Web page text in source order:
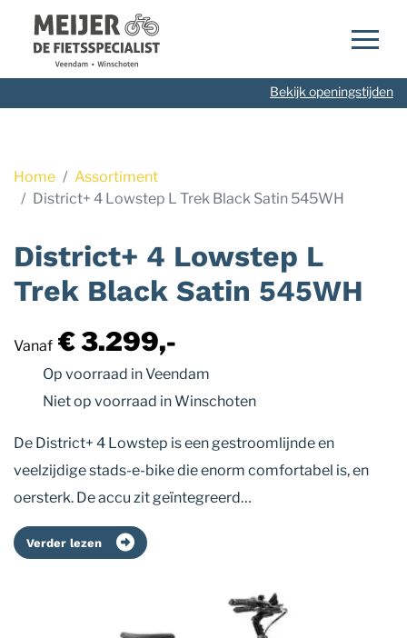
Navigatie
Bekijk openingstijden
Home
Assortiment
District+ 4 Lowstep L Trek Black Satin 545WH
District+ 4 Lowstep L
Trek Black Satin 545WH
Vanaf € 3.299,-
Op voorraad in Veendam
Niet op voorraad in Winschoten
De District+ 4 Lowstep is een gestroomlijnde en
veelzijdige stads-e-bike die enorm comfortabel is, en
oersterk. De accu zit geïntegreerd…
Verder lezen